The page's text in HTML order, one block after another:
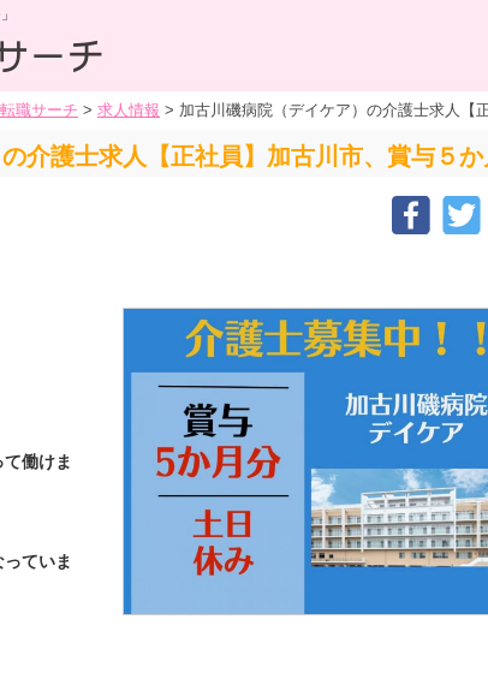
職サーチ > 求人情報 > 加古川磯病院（デイケア）の介護士求人【
介護士求人【正社員】加古川市、賞与５
働けま
ていま